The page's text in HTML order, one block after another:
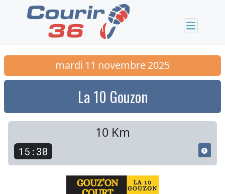
mardi 11 novembre2025
La 10 Gouzon
10 Km
15:30